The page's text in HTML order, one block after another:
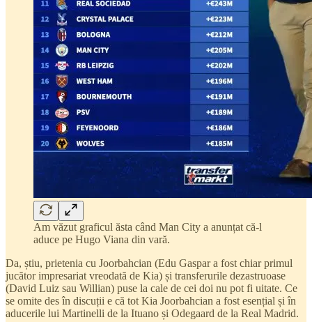
Am văzut graficul ăsta când Man City a anunțat că-l
aduce pe Hugo Viana din vară.
Da, știu, prietenia cu Joorbahcian (Edu Gaspar a fost chiar primul
jucător impresariat vreodată de Kia) și transferurile dezastruoase
(David Luiz sau Willian) puse la cale de cei doi nu pot fi uitate. Ce
se omite des în discuții e că tot Kia Joorbahcian a fost esențial și în
aducerile lui Martinelli de la Ituano și Odegaard de la Real Madrid.